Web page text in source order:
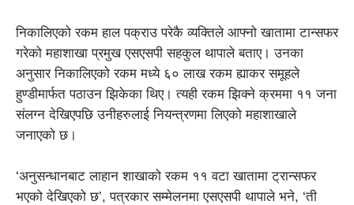
निकालिएको रकम हाल पक्राउ परेकै व्यक्तिले आफ्नो खातामा टान्सफर
गरेको महाशाखा प्रमुख एसएसपी सहकुल थापाले बताए। उनका
अनुसार निकालिएको रकम मध्ये ६० लाख रकम ह्याकर समूहले
हुण्डीमार्फत पठाउन झिकेका थिए। त्यही रकम झिक्ने क्रममा ११ जना
संलग्न देखिएपछि उनीहरुलाई नियन्त्रणमा लिएको महाशाखाले
जनाएको छ।
‘अनुसन्धानबाट लाहान शाखाको रकम ११ वटा खातामा ट्रान्सफर
भएको देखिएको छ’, पत्रकार सम्मेलनमा एसएसपी थापाले भने, ‘ती